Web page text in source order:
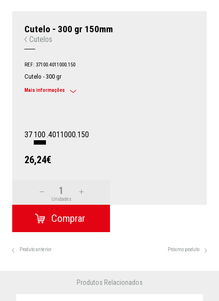
Cutelo - 300 gr 150mm
Cutelos
REF: 37100.4011000.150
Cutelo - 300 gr
Mais informações
37 100 .4011000.150
26,24€
Unidades
Produto anterior Próximo produto
Produtos Relacionados